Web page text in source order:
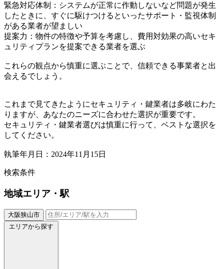
緊急対応体制：システムが正常に作動しないなど問題が発生
したときに、すぐに駆けつけるといったサポート・監視体制
がある業者が望ましい
提案力：物件の特徴や予算を考慮し、費用対効果の高いセキ
ュリティプランを提案できる業者を選ぶ
これらの観点から慎重に選ぶことで、信頼できる事業者と出
会えるでしょう。
これまで見てきたようにセキュリティ・鍵業者は多岐にわた
りますが、あなたのニーズに合わせた選択が重要です。
セキュリティ・鍵業者選びは慎重に行って、ベストな選択を
してください。
執筆年月日：2024年11月15日
検索条件
地域エリア・駅
大阪狭山市
エリアから探す